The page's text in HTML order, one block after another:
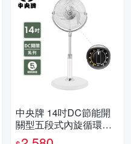
中央牌 14吋DC節能開
關型五段式內旋循環立
扇 KDS-142S(絢麗白)